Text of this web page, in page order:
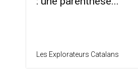
Les Explorateurs Catalans